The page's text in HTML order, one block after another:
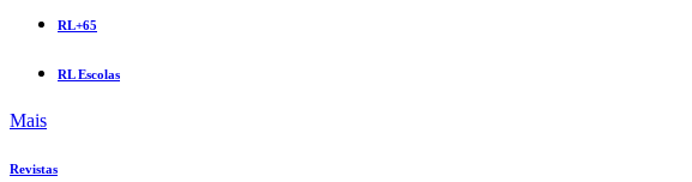
RL+65
RL Escolas
Mais
Revistas